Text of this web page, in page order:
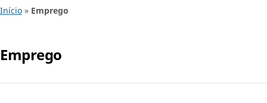
Início » Emprego
Emprego